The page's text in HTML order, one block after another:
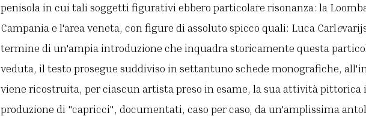
penisola in cui tali soggetti figurativi ebbero particolare risonanza: la
Campania e l'area veneta, con figure di assoluto spicco quali: Luca Carle
termine di un'ampia introduzione che inquadra storicamente questa
veduta, il testo prosegue suddiviso in settantuno schede monografiche,
viene ricostruita, per ciascun artista preso in esame, la sua attività pittorica
produzione di "capricci", documentati, caso per caso, da un'amplissima